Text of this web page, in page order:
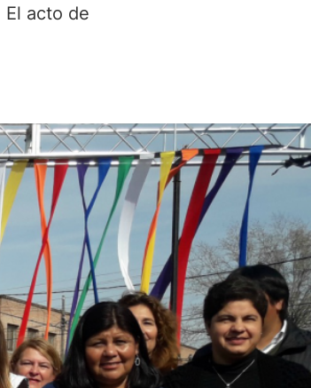
acto de